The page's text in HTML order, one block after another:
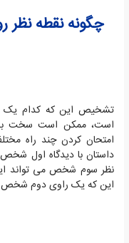
چگونه نقطه نظر
تشخیص این که کدام یک
است، ممکن است سخت به
امتحان کردن چند راه
داستان با دیدگاه اول
نظر سوم شخص می تواند
این که یک راوی دوم شخص